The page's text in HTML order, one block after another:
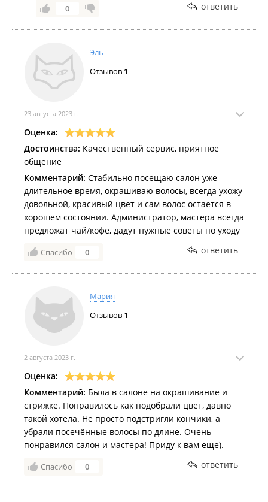
0 ответить
Эль
Отзывов 1
23 августа 2023 г.
Оценка:
Достоинства: Качественный сервис, приятное
общение
Комментарий: Стабильно посещаю салон уже
длительное время, окрашиваю волосы, всегда ухожу
довольной, красивый цвет и сам волос остается в
хорошем состоянии. Администратор, мастера всегда
предложат чай/кофе, дадут нужные советы по уходу
Спасибо 0 ответить
Мария
Отзывов 1
2 августа 2023 г.
Оценка:
Комментарий: Была в салоне на окрашивание и
стрижке. Понравилось как подобрали цвет, давно
такой хотела. Не просто подстригли кончики, а
убрали посечённые волосы по длине. Очень
понравился салон и мастера! Приду к вам еще).
Спасибо 0 ответить